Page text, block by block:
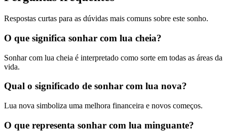
Respostas curtas para as dúvidas mais comuns sobre este sonho.
O que significa sonhar com lua cheia?
Sonhar com lua cheia é interpretado como sorte em todas as áreas da
vida.
Qual o significado de sonhar com lua nova?
Lua nova simboliza uma melhora financeira e novos começos.
O que representa sonhar com lua minguante?